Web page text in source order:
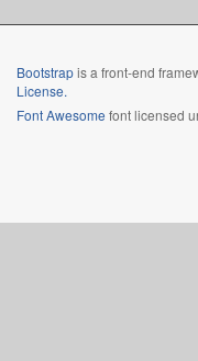
Bootstrapis a front-end
License.
Font Awesome font licensed